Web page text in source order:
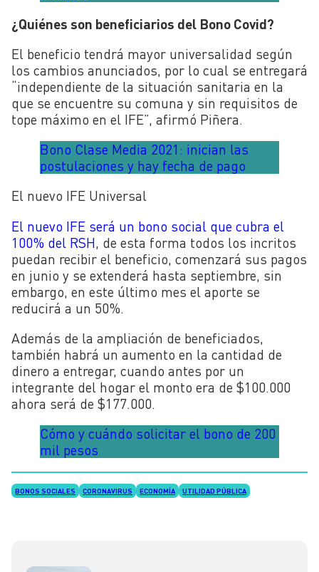
¿Quiénes son beneficiarios del Bono Covid?
El beneficio tendrá mayor universalidad según
los cambios anunciados, por lo cual se entregará
“independiente de la situación sanitaria en la
que se encuentre su comuna y sin requisitos de
tope máximo en el IFE”, afirmó Piñera.
Bono Clase Media 2021: inician las
postulaciones y hay fecha de pago
El nuevo IFE Universal
El nuevo IFE será un bono social que cubra el
100% del RSH , de esta forma todos los incritos
puedan recibir el beneficio, comenzará sus pagos
en junio y se extenderá hasta septiembre, sin
embargo, en este último mes el aporte se
reducirá a un 50%.
Además de la ampliación de beneficiados,
también habrá un aumento en la cantidad de
dinero a entregar, cuando antes por un
integrante del hogar el monto era de $100.000
ahora será de $177.000.
Cómo y cuándo solicitar el bono de 200
mil pesos
BONOS SOCIALES CORONAVIRUS ECONOMÍA UTILIDAD PÚBLICA